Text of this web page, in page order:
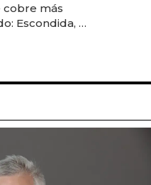
cobre más
Escondida, el